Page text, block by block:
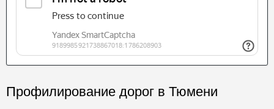
Профилирование дорог в Тюмени